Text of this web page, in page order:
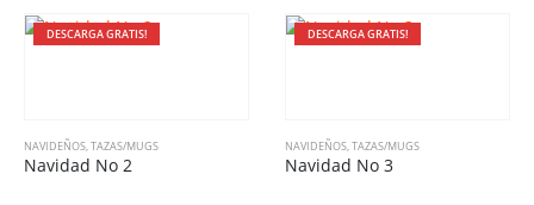
DESCARGA GRATIS!
NAVIDEÑOS,TAZAS/MUGS
Navidad No 2
DESCARGA GRATIS!
NAVIDEÑOS,TAZAS/MUGS
Navidad No 3